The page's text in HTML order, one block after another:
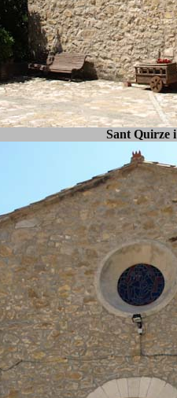
Sant Quirze